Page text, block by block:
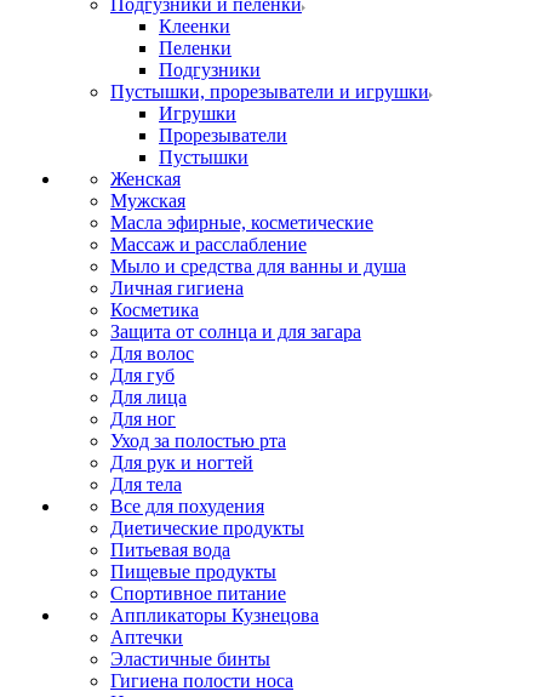
Подгузники и пеленки
Клеенки
Пеленки
Подгузники
Пустышки, прорезыватели и игрушки
Игрушки
Прорезыватели
Пустышки
Женская
Мужская
Масла эфирные, косметические
Массаж и расслабление
Мыло и средства для ванны и душа
Личная гигиена
Косметика
Защита от солнца и для загара
Для волос
Для губ
Для лица
Для ног
Уход за полостью рта
Для рук и ногтей
Для тела
Все для похудения
Диетические продукты
Питьевая вода
Пищевые продукты
Спортивное питание
Аппликаторы Кузнецова
Аптечки
Эластичные бинты
Гигиена полости носа